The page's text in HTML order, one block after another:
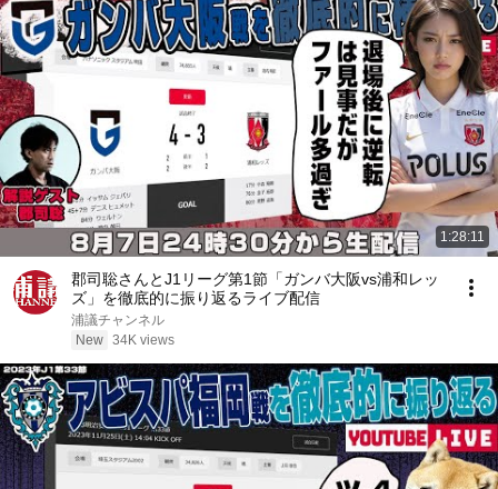
1:28:11
郡司聡さんとJ1リーグ第1節「ガンバ大阪vs浦和レッ
ズ」を徹底的に振り返るライブ配信
浦議チャンネル
New 34K views